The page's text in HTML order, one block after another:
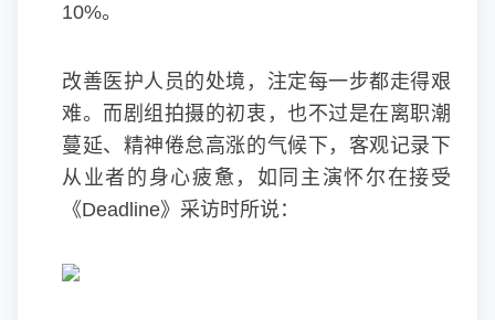
10%。
改善医护人员的处境，注定每一步都走得艰
难。而剧组拍摄的初衷，也不过是在离职潮
蔓延、精神倦怠高涨的气候下，客观记录下
从业者的身心疲惫，如同主演怀尔在接受
《Deadline》采访时所说：